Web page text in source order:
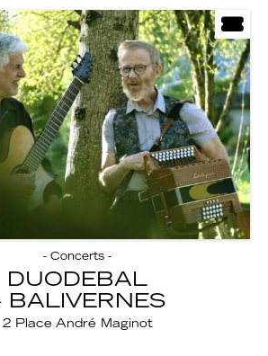
- Concerts -
DUODEBAL
BALIVERNES
2 Place André Maginot